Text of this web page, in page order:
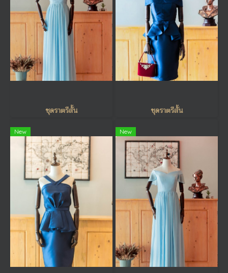
ชุดราตรีสั้น ชุดราตรีสั้น
New New